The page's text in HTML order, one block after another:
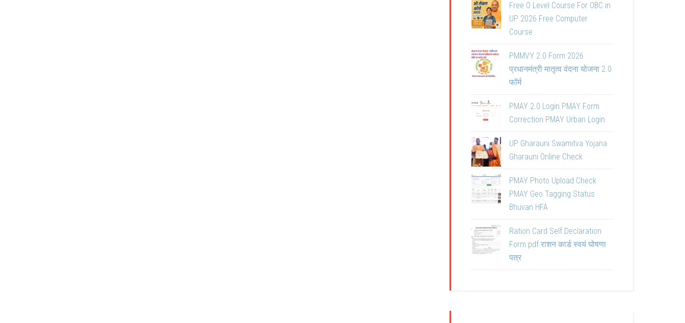
Free O Level Course For OBC in
UP 2026 Free Computer
Course
PMMVY 2.0 Form 2026
प्रधानमंत्री मातृत्व वंदना योजना 2.0
फॉर्म
PMAY 2.0 Login PMAY Form
Correction PMAY Urban Login
UP Gharauni Swamitva Yojana
Gharauni Online Check
PMAY Photo Upload Check
PMAY Geo Tagging Status
Bhuvan HFA
Ration Card Self Declaration
Form pdf राशन कार्ड स्वयं घोषणा
पत्र